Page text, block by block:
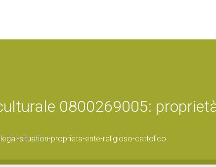
0800269005:
situation-proprieta-ente-religioso-cattolico